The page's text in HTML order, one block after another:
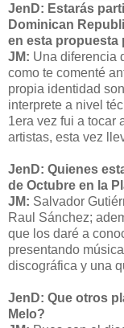
JenD: Estarás
Dominican
en esta propuesta
JM: Una diferencia
como te comenté
propia identidad
interprete a nivel
1era vez fui a tocar
artistas, esta vez
JenD: Quienes
de Octubre en la
JM: Salvador
Raul Sánchez;
que los daré a
presentando
discográfica y una
JenD: Que otros
Melo?